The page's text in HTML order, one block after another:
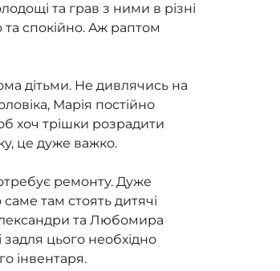
та грав з ними в різні
спокійно. Аж раптом
дітьми. Не дивлячись на
Марія постійно
хоч трішки розрадити
це дуже важко.
ремонту. Дуже
там стоять дитячі
та Любомира
цього необхідно
інвентаря.